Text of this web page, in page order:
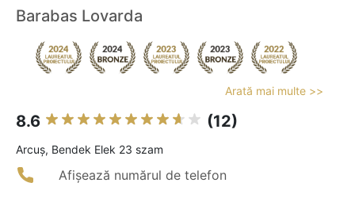
Barabas Lovarda
Arată mai multe >>
8.6 (12)
Arcuş, Bendek Elek 23 szam
Afișează numărul de telefon